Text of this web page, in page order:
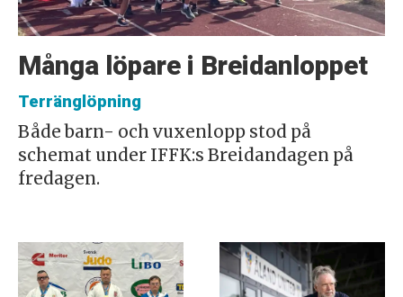
Många löpare i Breidanloppet
Terränglöpning
Både barn- och vuxenlopp stod på
schemat under IFFK:s Breidandagen på
fredagen.